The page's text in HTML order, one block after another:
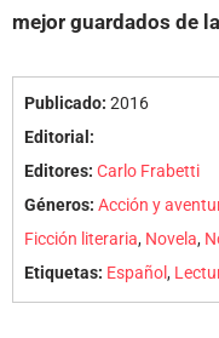
mejor guardados de
Publicado: 2016
Editorial:
Editores: Carlo Frabetti
Géneros: Acción y
Ficción literaria, Novela,
Etiquetas: Español,